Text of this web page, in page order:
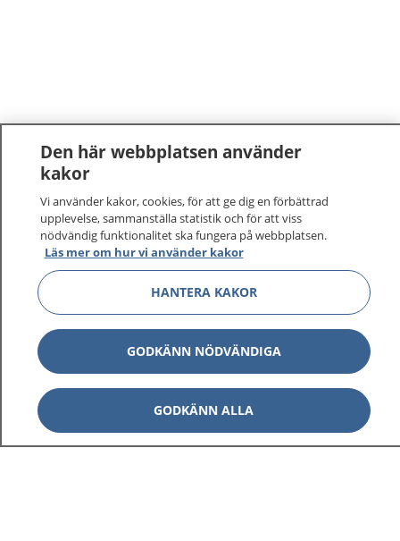
Den här webbplatsen använder
kakor
Vi använder kakor, cookies, för att ge dig en förbättrad
upplevelse, sammanställa statistik och för att viss
nödvändig funktionalitet ska fungera på webbplatsen.
Läs mer om hur vi använder kakor
HANTERA KAKOR
GODKÄNN NÖDVÄNDIGA
GODKÄNN ALLA